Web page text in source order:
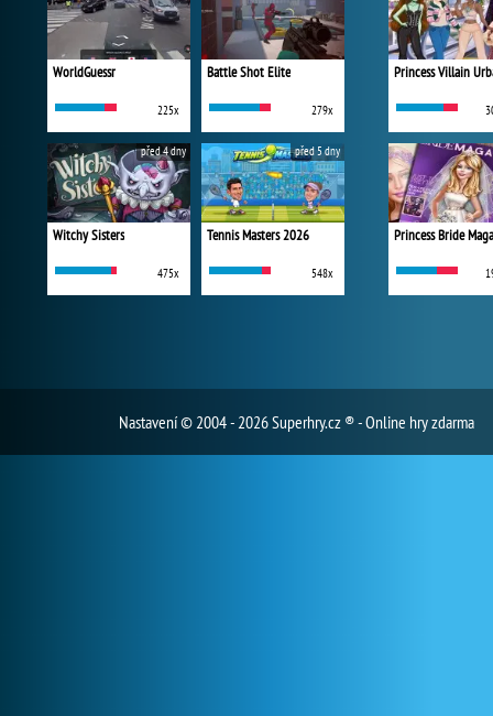
WorldGuessr
225x
Battle Shot Elite
279x
Witchy Sisters
475x
před 4 dny
Tennis Masters 2026
548x
před 5 dny
Princess Bride
Nastavení© 2004 - 2026 Superhry.cz ® - Online hry zdarma